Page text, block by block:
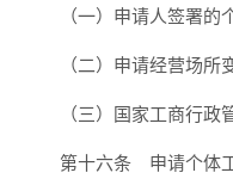
（一）申请人签署的个
（二）申请经营场所变
（三）国家工商行政管
第十六条 申请个体工